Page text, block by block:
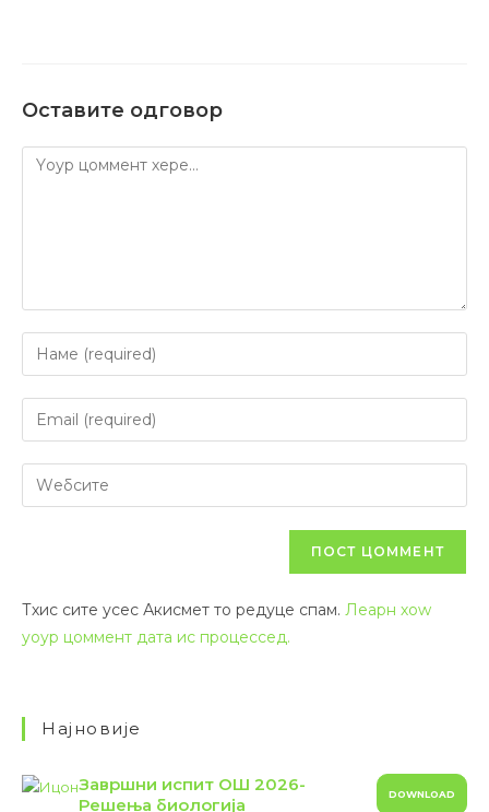
Оставите одговор
Тхис сите усес Акисмет то редуце спам. Леарн хоw
yоур цоммент дата ис процессед.
Најновије
Завршни испит ОШ 2026-
Решења биологија
DOWNLOAD